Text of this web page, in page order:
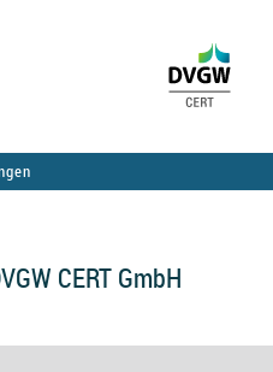
CERT GmbH